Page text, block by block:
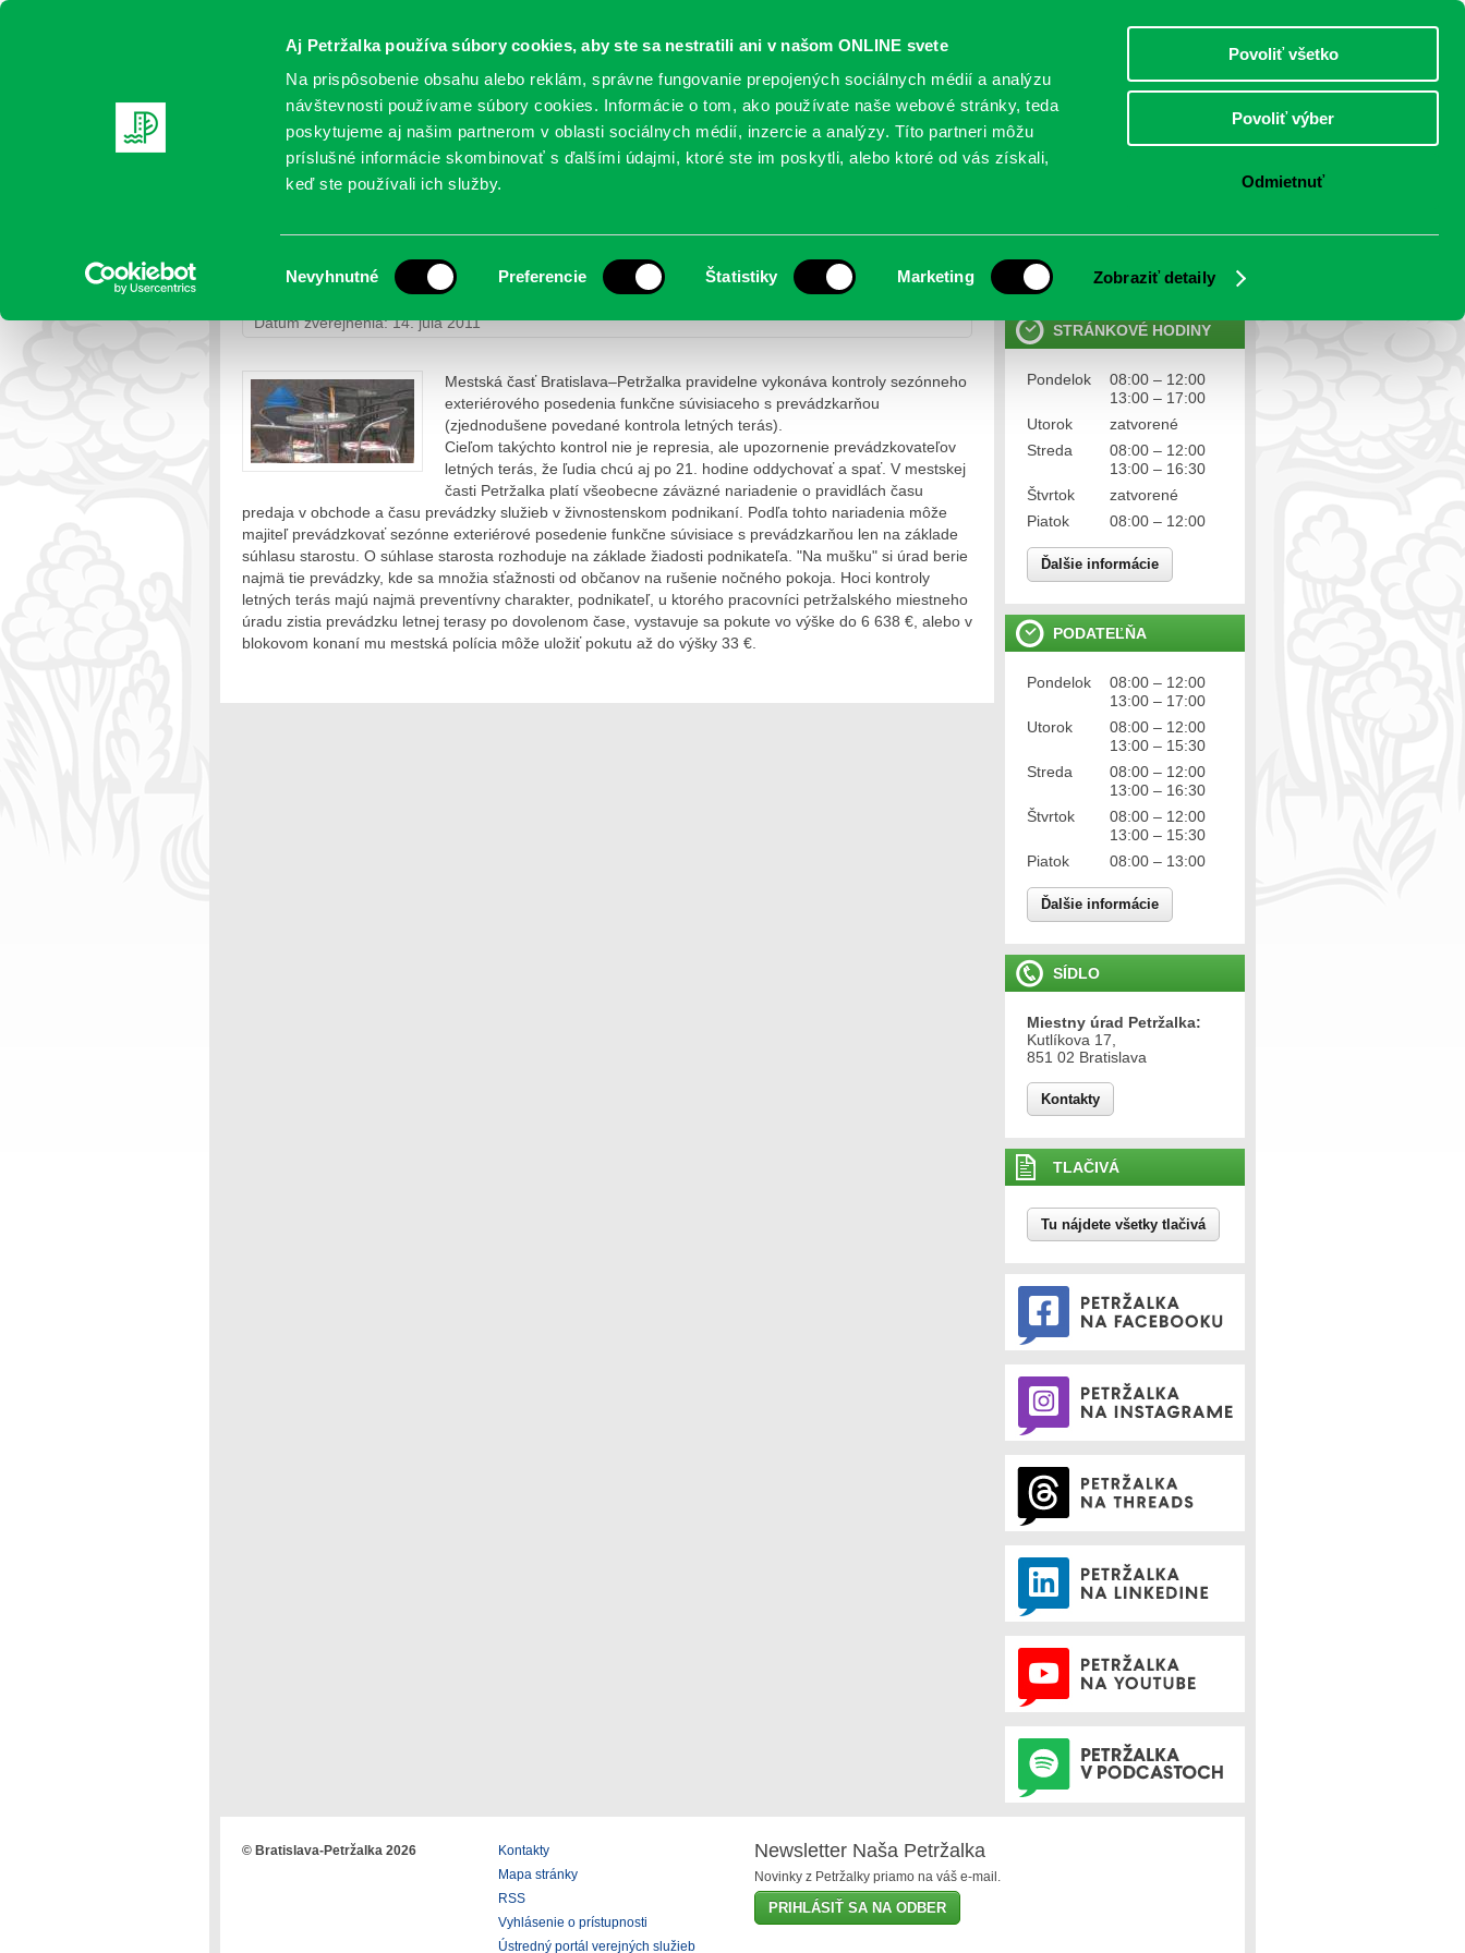
Aj Petržalka používa súbory cookies, aby ste sa nestratili ani v našom ONLINE svete
Na prispôsobenie obsahu alebo reklám, správne fungovanie prepojených sociálnych médií a analýzu
návštevnosti používame súbory cookies. Informácie o tom, ako používate naše webové stránky, teda
poskytujeme aj našim partnerom v oblasti sociálnych médií, inzercie a analýzy. Títo partneri môžu
príslušné informácie skombinovať s ďalšími údajmi, ktoré ste im poskytli, alebo ktoré od vás získali,
keď ste používali ich služby.
súhlasu
Nevyhnutné Preferencie Štatistiky Marketing Zobraziť detaily
Povoliť všetko
Povoliť výber
Odmietnuť
Oficiálne stránky
PETRŽALSKÉ KONTO
AKTUALITY SAMOSPRÁVA ORGANIZÁCIE OBLASTI NOVINY MAPY TLAČIVÁ KONTAKTY
Ochrana osobných údajov
STRÁNKOVÉ HODINY
Pondelok
08:00 – 12:00
13:00 – 17:00
Utorok
zatvorené
Streda
08:00 – 12:00
13:00 – 16:30
Štvrtok
zatvorené
Piatok
08:00 – 12:00
Ďalšie informácie
PODATEĽŇA
Pondelok
08:00 – 12:00
13:00 – 17:00
Utorok
08:00 – 12:00
13:00 – 15:30
Streda
08:00 – 12:00
13:00 – 16:30
Štvrtok
08:00 – 12:00
13:00 – 15:30
Piatok
08:00 – 13:00
Ďalšie informácie
SÍDLO
Miestny úrad Petržalka:
Kutlíkova 17,
851 02 Bratislava
Kontakty
TLAČIVÁ
Tu nájdete všetky tlačivá
Kontroly letných terás
Petržalka>Život v samospráve
> Kontroly letných terás
Dátum zverejnenia: 14. júla 2011
Mestská časť Bratislava–Petržalka pravidelne vykonáva kontroly sezónneho
exteriérového posedenia funkčne súvisiaceho s prevádzkarňou
(zjednodušene povedané kontrola letných terás).
Cieľom takýchto kontrol nie je represia, ale upozornenie prevádzkovateľov
letných terás, že ľudia chcú aj po 21. hodine oddychovať a spať. V mestskej
časti Petržalka platí všeobecne záväzné nariadenie o pravidlách času
predaja v obchode a času prevádzky služieb v živnostenskom podnikaní. Podľa tohto nariadenia môže
majiteľ prevádzkovať sezónne exteriérové posedenie funkčne súvisiace s prevádzkarňou len na základe
súhlasu starostu. O súhlase starosta rozhoduje na základe žiadosti podnikateľa. "Na mušku" si úrad berie
najmä tie prevádzky, kde sa množia sťažnosti od občanov na rušenie nočného pokoja. Hoci kontroly
letných terás majú najmä preventívny charakter, podnikateľ, u ktorého pracovníci petržalského miestneho
úradu zistia prevádzku letnej terasy po dovolenom čase, vystavuje sa pokute vo výške do 6 638 €, alebo v
blokovom konaní mu mestská polícia môže uložiť pokutu až do výšky 33 €.
© Bratislava-Petržalka 2026
Kontakty
Mapa stránky
RSS
Vyhlásenie o prístupnosti
Ústredný portál verejných služieb
Newsletter Naša Petržalka
Novinky z Petržalky priamo na váš e-mail.
PRIHLÁSIŤ SA NA ODBER